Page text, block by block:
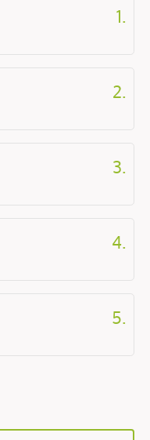
1.
2.
3.
4.
5.